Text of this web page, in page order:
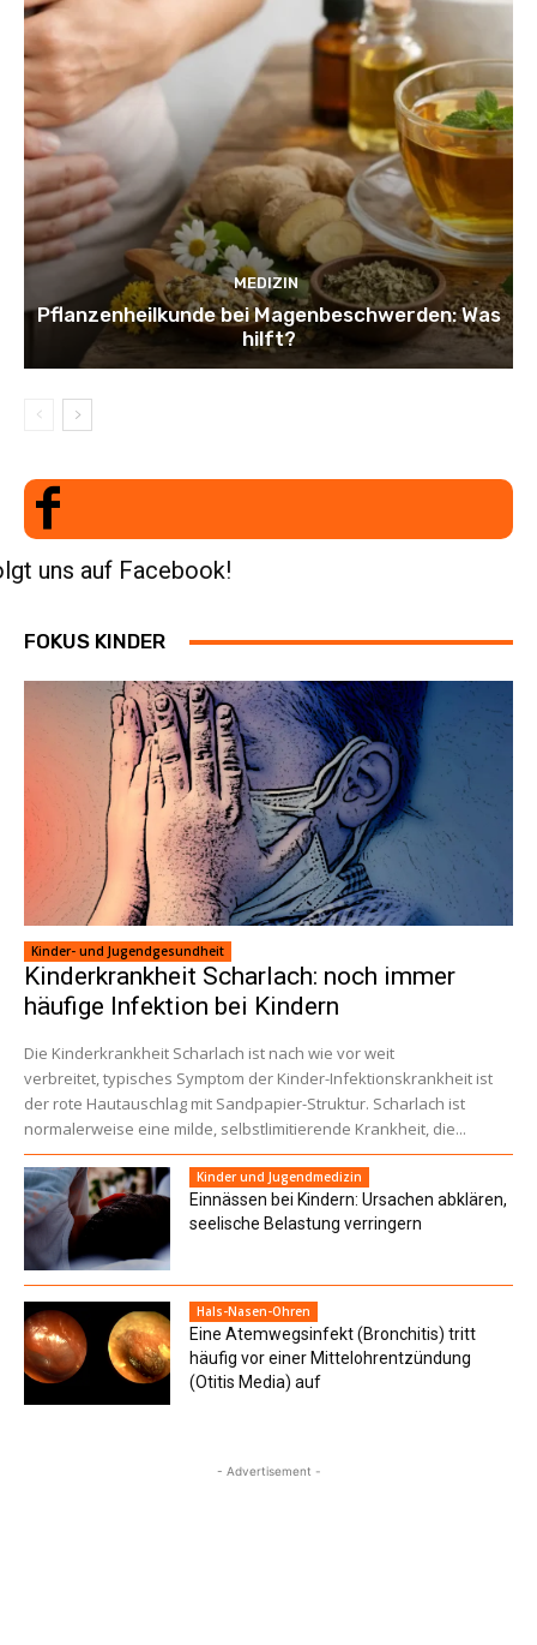
MEDIZIN
Pflanzenheilkunde bei Magenbeschwerden: Was
hilft?
uns auf Facebook!
FOKUS KINDER
Kinder- und Jugendgesundheit
Kinderkrankheit Scharlach: noch immer
häufige Infektion bei Kindern
Die Kinderkrankheit Scharlach ist nach wie vor weit
verbreitet, typisches Symptom der Kinder-Infektionskrankheit ist
der rote Hautauschlag mit Sandpapier-Struktur. Scharlach ist
normalerweise eine milde, selbstlimitierende Krankheit, die...
Kinder und Jugendmedizin
Einnässen bei Kindern: Ursachen abklären,
seelische Belastung verringern
Hals-Nasen-Ohren
Eine Atemwegsinfekt (Bronchitis) tritt
häufig vor einer Mittelohrentzündung
(Otitis Media) auf
- Advertisement -